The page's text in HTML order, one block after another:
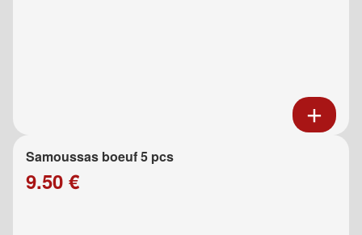
Samoussas boeuf 5 pcs
9.50 €